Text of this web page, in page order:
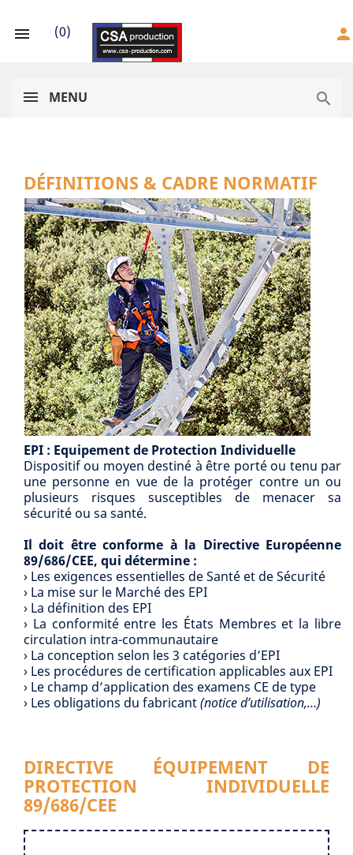
 (0) person
MENU 
DÉFINITIONS & CADRE NORMATIF
EPI : Equipement de Protection Individuelle
Dispositif ou moyen destiné à être porté ou tenu par
une personne en vue de la protéger contre un ou
plusieurs risques susceptibles de menacer sa
sécurité ou sa santé.
Il doit être conforme à la Directive Européenne
89/686/CEE, qui détermine :
› Les exigences essentielles de Santé et de Sécurité
› La mise sur le Marché des EPI
› La définition des EPI
› La conformité entre les États Membres et la libre
circulation intra-communautaire
› La conception selon les 3 catégories d’EPI
› Les procédures de certification applicables aux EPI
› Le champ d’application des examens CE de type
› Les obligations du fabricant(notice d’utilisation,…)
DIRECTIVE ÉQUIPEMENT DE
PROTECTION INDIVIDUELLE
89/686/CEE